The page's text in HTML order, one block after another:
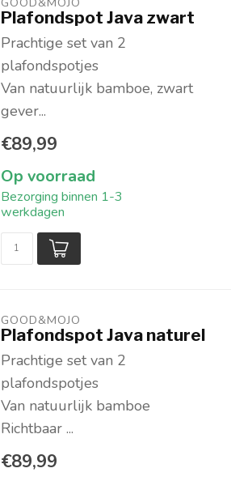
Plafondspot Java zwart
Prachtige set van 2
plafondspotjes
Van natuurlijk bamboe, zwart
gever...
€89,99
Op voorraad
Bezorging binnen 1-3
werkdagen
GOOD&MOJO
Plafondspot Java naturel
Prachtige set van 2
plafondspotjes
Van natuurlijk bamboe
Richtbaar ...
€89,99